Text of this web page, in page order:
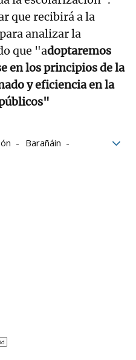
que recibirá a la
analizar la
que "adoptaremos
en los principios de la
y eficiencia en la
Barañáin